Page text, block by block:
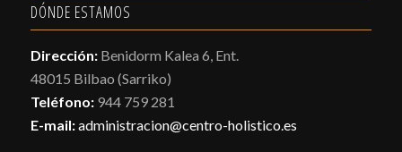
DÓNDE ESTAMOS
Dirección:Benidorm Kalea 6, Ent.
48015 Bilbao (Sarriko)
Teléfono:944 759 281
E-mail:administracion@centro-holistico.es